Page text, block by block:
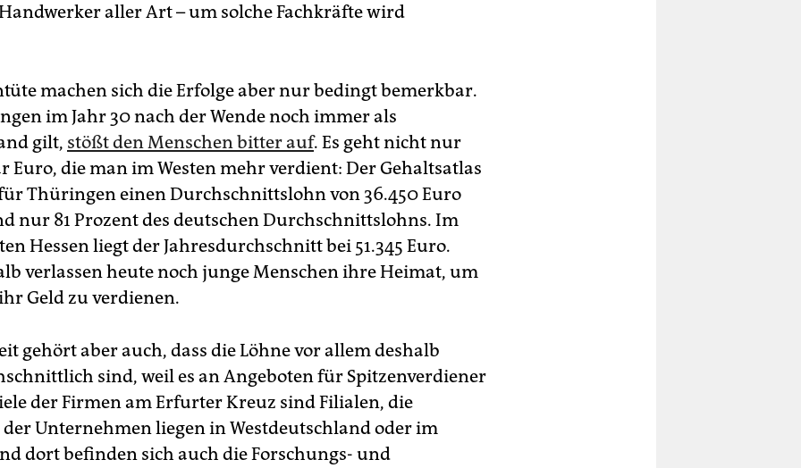
aller Art – um solche Fachkräfte wird
machen sich die Erfolge aber nur bedingt bemerkbar.
im Jahr 30 nach der Wende noch immer als
gilt, stößt den Menschen bitter auf. Es geht nicht nur
Euro, die man im Westen mehr verdient: Der Gehaltsatlas
Thüringen einen Durchschnittslohn von 36.450 Euro
nur 81 Prozent des deutschen Durchschnittslohns. Im
Hessen liegt der Jahresdurchschnitt bei 51.345 Euro.
verlassen heute noch junge Menschen ihre Heimat, um
Geld zu verdienen.
gehört aber auch, dass die Löhne vor allem deshalb
sind, weil es an Angeboten für Spitzenverdiener
der Firmen am Erfurter Kreuz sind Filialen, die
Unternehmen liegen in Westdeutschland oder im
dort befinden sich auch die Forschungs- und